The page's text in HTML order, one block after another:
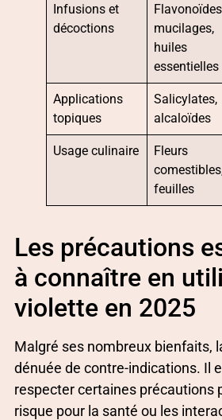
Infusions et
décoctions
mucilages,
huiles
essentielles
Applications
topiques
Salicylates,
alcaloïdes
Usage culinaire
Fleurs
feuilles
Les précautions
à connaître en
violette en 2025
Malgré ses nombreux bienfaits,
dénuée de contre-indications. Il
respecter certaines précautions
risque pour la santé ou les